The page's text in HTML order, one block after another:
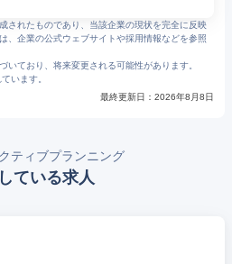
されたものであり、当該企業の現状を完全に反映
、企業の公式ウェブサイトや採用情報などを参照
いており、将来変更される可能性があります。
います。
最終更新日： 2026年8月8日
ティブプランニング
ている求人